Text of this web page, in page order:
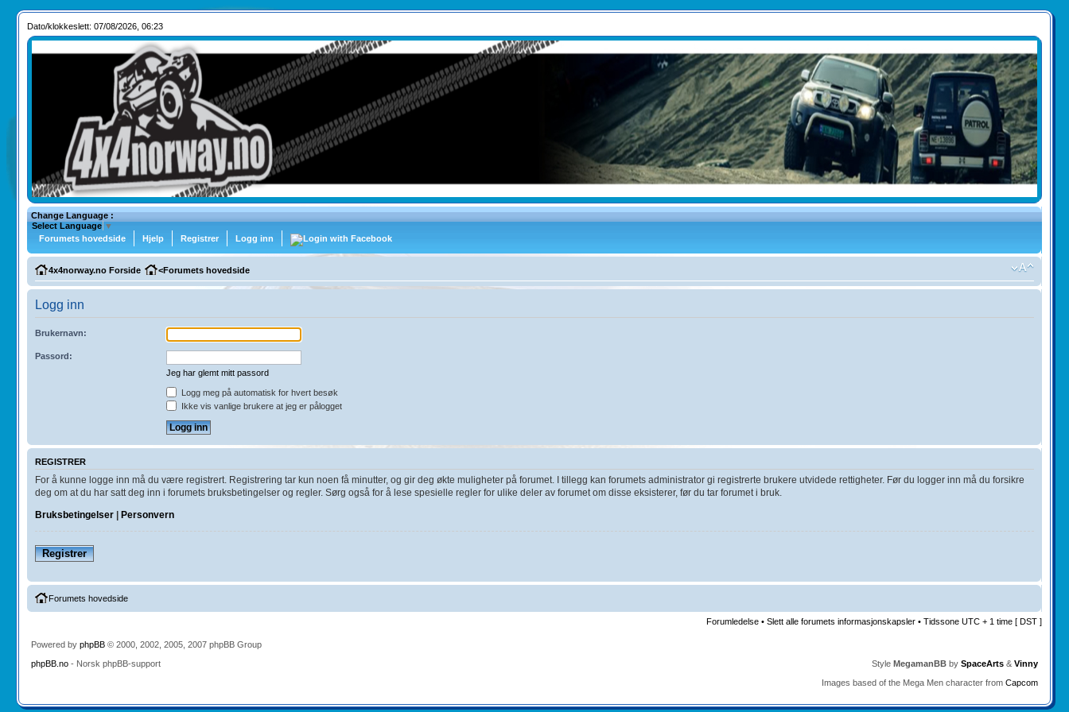
Dato/klokkeslett: 07/08/2026, 06:23
Change Language :
Select Language ▼
Forumets hovedside
Hjelp Registrer Logg inn
4x4norway.no Forside <Forumets hovedside
Logg inn
Brukernavn:
Passord:
Jeg har glemt mitt passord
Logg meg på automatisk for hvert besøk
Ikke vis vanlige brukere at jeg er pålogget
REGISTRER
For å kunne logge inn må du være registrert. Registrering tar kun noen få minutter, og gir deg økte muligheter på forumet. I tillegg kan forumets administrator gi registrerte brukere utvidede rettigheter. Før du logger inn må du forsikre
deg om at du har satt deg inn i forumets bruksbetingelser og regler. Sørg også for å lese spesielle regler for ulike deler av forumet om disse eksisterer, før du tar forumet i bruk.
Bruksbetingelser| Personvern
Registrer
Forumets hovedside
Forumledelse •Slett alle forumets informasjonskapsler • Tidssone UTC + 1 time [ DST ]
Powered by phpBB© 2000, 2002, 2005, 2007 phpBB Group
phpBB.no- Norsk phpBB-support Style MegamanBB bySpaceArts &Vinny
Images based of the Mega Men character fromCapcom